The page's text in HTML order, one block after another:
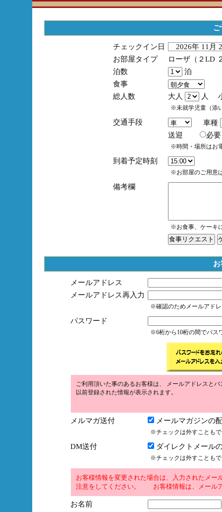
チェックイン日
2026年 11
お部屋タイプ
ローザ（２LD
泊数
泊
食事
総人数
大人 人
※未就学児童（添
交通手段
車種
送迎
※時間・場所はお
到着予定時刻
※お部屋のご用意
備考欄
※お食事、ケーキ
メールアドレス
メールアドレス再入力
※確認のためメールアド
パスワード
※6桁から10桁の間でパス
ご利用頂いた事のあるお客様は、 メールアドレスと
以前登録された情報が表示されます。
メルマガ送付 メールマガジンの
※チェックは外すことも
DM送付 ダイレクトメール
※チェックは外すことも
お客様情報を変更された場合は、入力されたメ
注意をしてください。 お客様情報は、メール
お名前